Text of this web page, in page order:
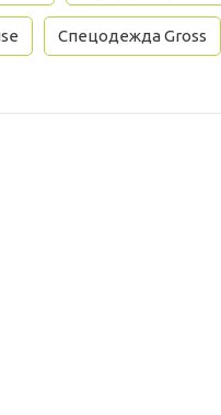
Спецодежда Gross